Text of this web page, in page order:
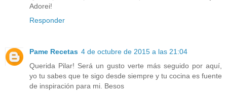
Adorei!
Responder
Pame Recetas 4 de octubre de 2015 a las 21:04
Querida Pilar! Será un gusto verte más seguido por aquí,
yo tu sabes que te sigo desde siempre y tu cocina es fuente
de inspiración para mi. Besos